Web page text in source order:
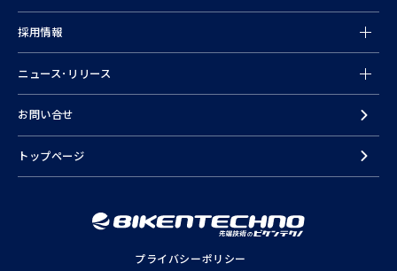
採用情報
ニュース･リリース
お問い合せ
トップページ
プライバシーポリシー